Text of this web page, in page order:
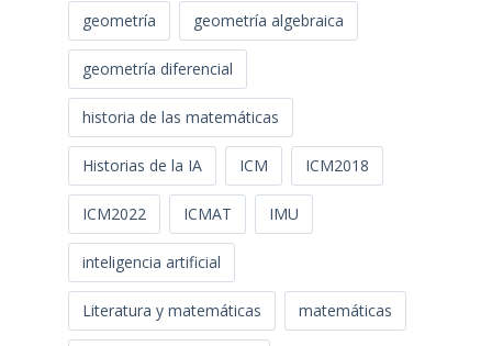
geometría geometría algebraica
geometría diferencial
historia de las matemáticas
Historias de la IA ICM ICM2018
ICM2022 ICMAT IMU
inteligencia artificial
Literatura y matemáticas matemáticas